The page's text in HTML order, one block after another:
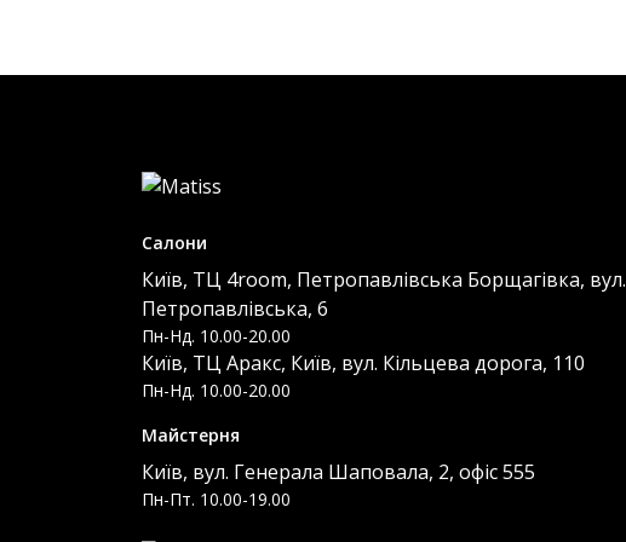
Салони
Київ, ТЦ 4room, Петропавлівська Борщагівка, вул.
Петропавлівська, 6
Пн-Нд. 10.00-20.00
Київ, ТЦ Аракс, Київ, вул. Кільцева дорога, 110
Пн-Нд. 10.00-20.00
Майстерня
Київ, вул. Генерала Шаповала, 2, офіс 555
Пн-Пт. 10.00-19.00